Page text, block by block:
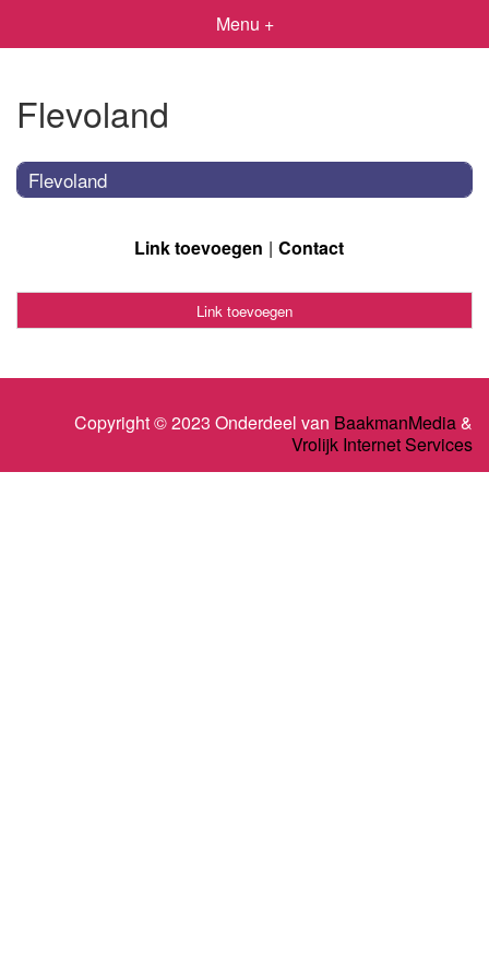
Menu +
Flevoland
Flevoland
Link toevoegen Contact
Link toevoegen
Copyright © 2023 Onderdeel van BaakmanMedia&
Vrolijk Internet Services